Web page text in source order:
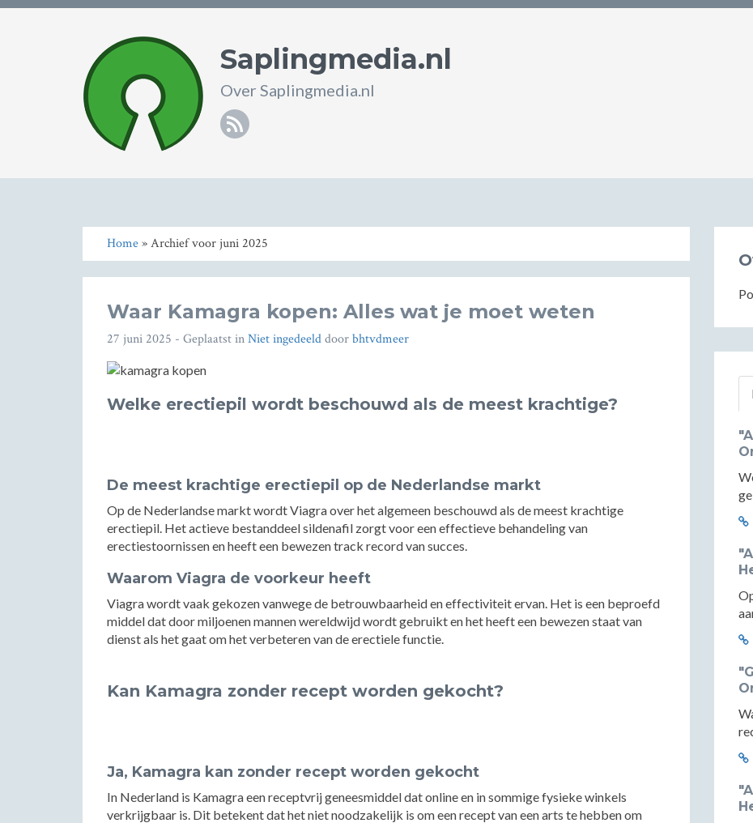
Saplingmedia.nl
Over Saplingmedia.nl
RSS
Home» Archief voor juni 2025
Waar Kamagra kopen: Alles wat je moet weten
27 juni 2025 - Geplaatst inNiet ingedeelddoorbhtvdmeer
Welke erectiepil wordt beschouwd als de meest krachtige?
De meest krachtige erectiepil op de Nederlandse markt
Op de Nederlandse markt wordt Viagra over het algemeen beschouwd als de meest krachtige
erectiepil. Het actieve bestanddeel sildenafil zorgt voor een effectieve behandeling van
erectiestoornissen en heeft een bewezen track record van succes.
Waarom Viagra de voorkeur heeft
Viagra wordt vaak gekozen vanwege de betrouwbaarheid en effectiviteit ervan. Het is een beproefd
middel dat door miljoenen mannen wereldwijd wordt gebruikt en het heeft een bewezen staat van
dienst als het gaat om het verbeteren van de erectiele functie.
Kan Kamagra zonder recept worden gekocht?
Ja, Kamagra kan zonder recept worden gekocht
In Nederland is Kamagra een receptvrij geneesmiddel dat online en in sommige fysieke winkels
verkrijgbaar is. Dit betekent dat het niet noodzakelijk is om een recept van een arts te hebben om